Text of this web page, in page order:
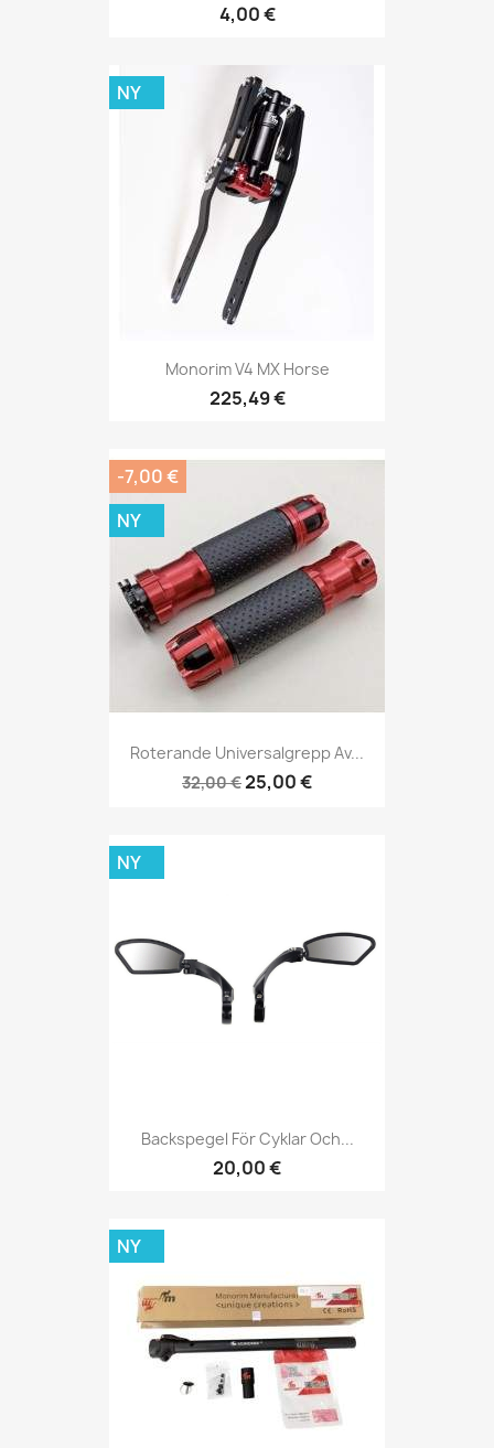
4,00 €
Monorim V4 MX Horse
225,49 €
NY
Roterande Universalgrepp Av...
32,00 €25,00 €
-7,00 €
NY
Backspegel För Cyklar Och...
20,00 €
NY
NY